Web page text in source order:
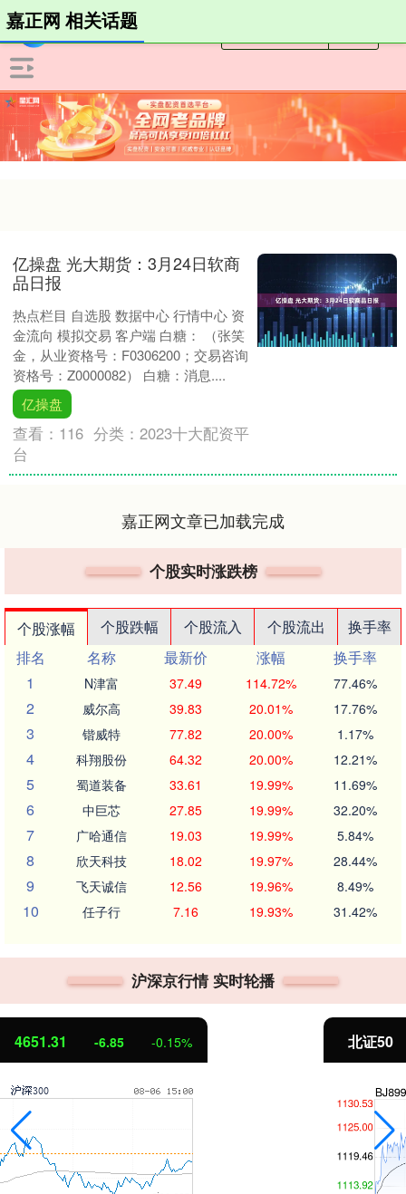
嘉正网 相关话题
亿操盘 光大期货：3月24日软商
品日报
热点栏目 自选股 数据中心 行情中心 资
金流向 模拟交易 客户端 白糖： （张笑
金，从业资格号：F0306200；交易咨询
资格号：Z0000082） 白糖：消息....
亿操盘
查看： 116 分类：2023十大配资平
台
嘉正网文章已加载完成
个股实时涨跌榜
个股涨幅 个股跌幅 个股流入 个股流出
换手率
排名
名称 最新价 涨幅
换手率
1
N津富 37.49 114.72% 77.46%
2 威尔高 39.83 20.01% 17.76%
3 锴威特 77.82 20.00% 1.17%
4 科翔股份 64.32 20.00% 12.21%
5 蜀道装备 33.61 19.99% 11.69%
6 中巨芯 27.85 19.99% 32.20%
7 广哈通信 19.03 19.99% 5.84%
8 欣天科技 18.02 19.97% 28.44%
9 飞天诚信 12.56 19.96% 8.49%
10 任子行 7.16 19.93% 31.42%
沪深京行情 实时轮播
北证50 1122.88